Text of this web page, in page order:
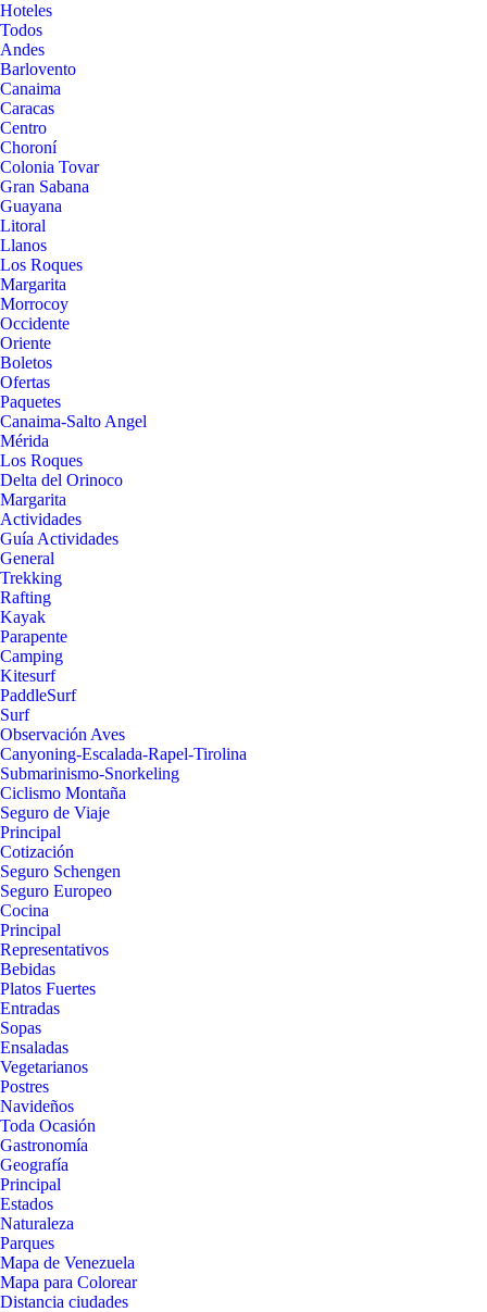
Hoteles
Todos
Andes
Barlovento
Canaima
Caracas
Centro
Choroní
Colonia Tovar
Gran Sabana
Guayana
Litoral
Llanos
Los Roques
Margarita
Morrocoy
Occidente
Oriente
Boletos
Ofertas
Paquetes
Canaima-Salto Angel
Mérida
Los Roques
Delta del Orinoco
Margarita
Actividades
Guía Actividades
General
Trekking
Rafting
Kayak
Parapente
Camping
Kitesurf
PaddleSurf
Surf
Observación Aves
Canyoning-Escalada-Rapel-Tirolina
Submarinismo-Snorkeling
Ciclismo Montaña
Seguro de Viaje
Principal
Cotización
Seguro Schengen
Seguro Europeo
Cocina
Principal
Representativos
Bebidas
Platos Fuertes
Entradas
Sopas
Ensaladas
Vegetarianos
Postres
Navideños
Toda Ocasión
Gastronomía
Geografía
Principal
Estados
Naturaleza
Parques
Mapa de Venezuela
Mapa para Colorear
Distancia ciudades